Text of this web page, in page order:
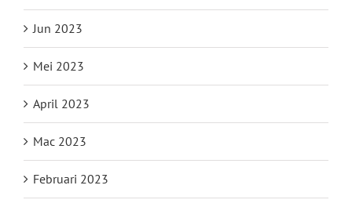
Jun 2023
Mei 2023
April 2023
Mac 2023
Februari 2023